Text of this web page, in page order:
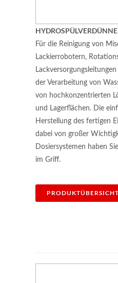
Für die Reinigung von
Lackierrobotern,
der Verarbeitung von
von hochkonzentrierten
und Lagerflächen. Die
Herstellung des fertigen
dabei von großer
Dosiersystemen haben
im Griff.